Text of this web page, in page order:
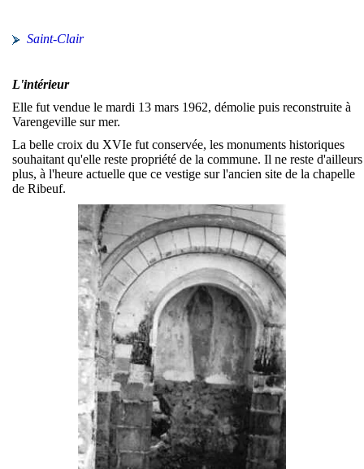
Saint-Clair
L'intérieur
Elle fut vendue le mardi 13 mars 1962, démolie puis reconstruite à
Varengeville sur mer.
La belle croix du XVIe fut conservée, les monuments historiques
souhaitant qu'elle reste propriété de la commune. Il ne reste d'ailleurs
plus, à l'heure actuelle que ce vestige sur l'ancien site de la chapelle
de Ribeuf.